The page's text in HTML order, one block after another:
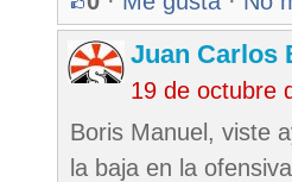
Juan Carlos
19 de octubre
Boris Manuel, viste
la baja en la